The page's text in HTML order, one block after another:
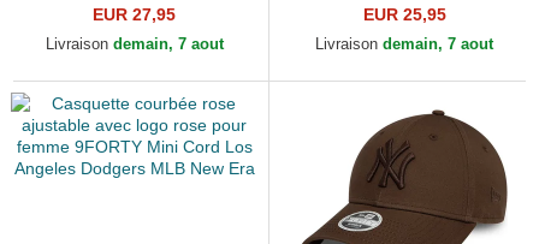
logo doré 9FORTY Metallic
Logo New York Yankees...
EUR 27,95
Livraison demain, 7 aout
femme 9FORTY League
Essential New York...
EUR 25,95
Livraison demain, 7 aout